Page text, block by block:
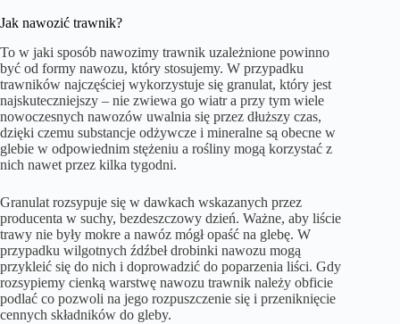
Jak nawozić trawnik?
To w jaki sposób nawozimy trawnik uzależnione powinno
być od formy nawozu, który stosujemy. W przypadku
trawników najczęściej wykorzystuje się granulat, który jest
najskuteczniejszy – nie zwiewa go wiatr a przy tym wiele
nowoczesnych nawozów uwalnia się przez dłuższy czas,
dzięki czemu substancje odżywcze i mineralne są obecne w
glebie w odpowiednim stężeniu a rośliny mogą korzystać z
nich nawet przez kilka tygodni.
Granulat rozsypuje się w dawkach wskazanych przez
producenta w suchy, bezdeszczowy dzień. Ważne, aby liście
trawy nie były mokre a nawóz mógł opaść na glebę. W
przypadku wilgotnych źdźbeł drobinki nawozu mogą
przykleić się do nich i doprowadzić do poparzenia liści. Gdy
rozsypiemy cienką warstwę nawozu trawnik należy obficie
podlać co pozwoli na jego rozpuszczenie się i przeniknięcie
cennych składników do gleby.